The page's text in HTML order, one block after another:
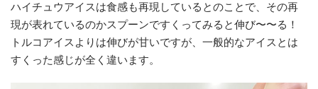
ハイチュウアイスは食感も再現しているとのことで、その再
現が表れているのかスプーンですくってみると伸び〜〜る！
トルコアイスよりは伸びが甘いですが、一般的なアイスとは
すくった感じが全く違います。